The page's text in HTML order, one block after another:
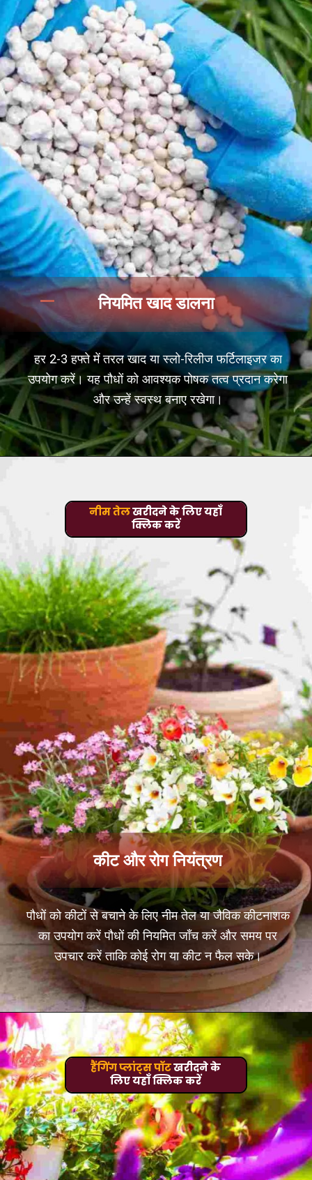
हर 2-3 हफ्ते में तरल खाद या स्लो-रिलीज फर्टिलाइजर का
उपयोग करें। यह पौधों को आवश्यक पोषक तत्व प्रदान करेगा
और उन्हें स्वस्थ बनाए रखेगा।
नियमित खाद डालना
पौधों को कीटों से बचाने के लिए नीम तेल या जैविक कीटनाशक
का उपयोग करें पौधों की नियमित जाँच करें और समय पर
उपचार करें ताकि कोई रोग या कीट न फैल सके।
कीट और रोग नियंत्रण
नीम तेलखरीदने के लिए यहाँ
क्लिक करें
हैंगिंग प्लांट्स पॉटखरीदने के
लिए यहाँ क्लिक करें